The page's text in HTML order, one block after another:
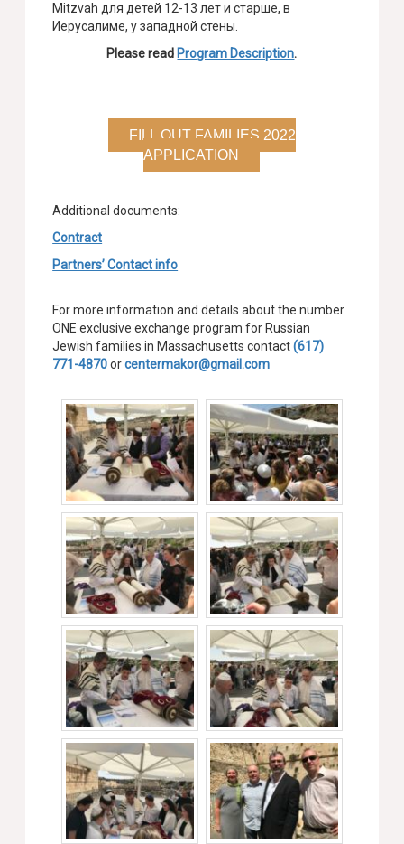
Mitzvah для детей 12-13 лет и старше, в
Иерусалиме, у западной стены.
Please read Program Description.
FILL OUT FAMILIES 2022
APPLICATION
Additional documents:
Contract
Partners’ Contact info
For more information and details about the number
ONE exclusive exchange program for Russian
Jewish families in Massachusetts contact(617)
771-4870orcentermakor@gmail.com